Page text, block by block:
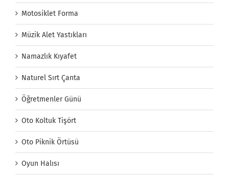
Motosiklet Forma
Müzik Alet Yastıkları
Namazlık Kıyafet
Naturel Sırt Çanta
Öğretmenler Günü
Oto Koltuk Tişört
Oto Piknik Örtüsü
Oyun Halısı